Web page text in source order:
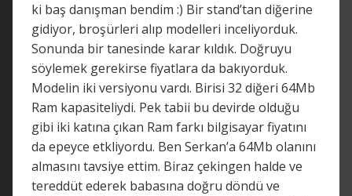
ki baş danışman bendim :) Bir stand’tan diğerine
gidiyor, broşürleri alıp modelleri inceliyorduk.
Sonunda bir tanesinde karar kıldık. Doğruyu
söylemek gerekirse fiyatlara da bakıyorduk.
Modelin iki versiyonu vardı. Birisi 32 diğeri 64Mb
Ram kapasiteliydi. Pek tabii bu devirde olduğu
gibi iki katına çıkan Ram farkı bilgisayar fiyatını
da epeyce etkliyordu. Ben Serkan’a 64Mb olanını
almasını tavsiye ettim. Biraz çekingen halde ve
tereddüt ederek babasına doğru döndü ve